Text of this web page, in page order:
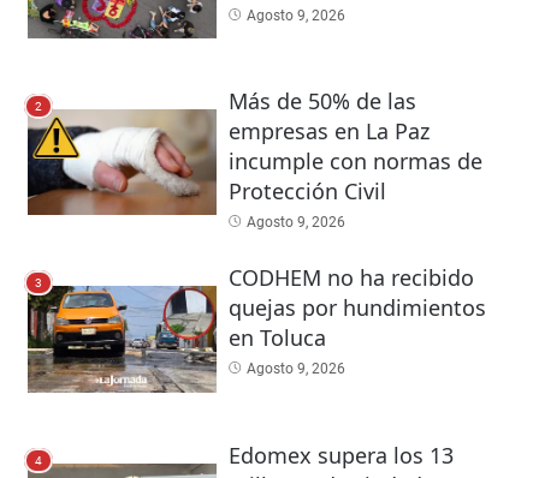
Agosto 9, 2026
2
Más de 50% de las
empresas en La Paz
incumple con normas de
Protección Civil
Agosto 9, 2026
3
CODHEM no ha recibido
quejas por hundimientos
en Toluca
Agosto 9, 2026
4
Edomex supera los 13